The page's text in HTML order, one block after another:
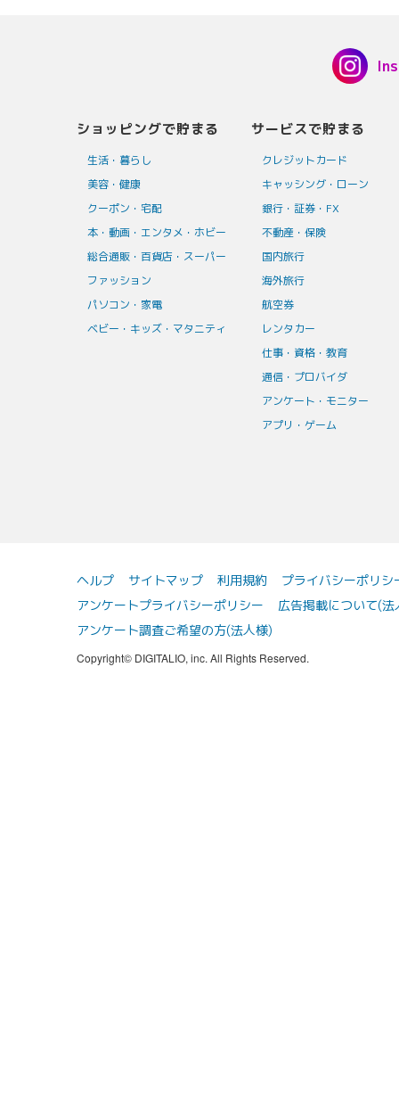
ショッピングで貯まる
生活・暮らし
美容・健康
クーポン・宅配
本・動画・エンタメ・ホビー
総合通販・百貨店・スーパー
ファッション
パソコン・家電
ベビー・キッズ・マタニティ
サービスで貯まる
クレジットカード
キャッシング・ローン
銀行・証券・FX
不動産・保険
国内旅行
海外旅行
航空券
レンタカー
仕事・資格・教育
通信・プロバイダ
アンケート・モニター
アプリ・ゲーム
ヘルプ サイトマップ 利用規約
プライバシーポリシ
アンケートプライバシーポリシー
広告掲載について(法
アンケート調査ご希望の方(法人様)
Copyright© DIGITALIO, inc. All Rights Reserved.